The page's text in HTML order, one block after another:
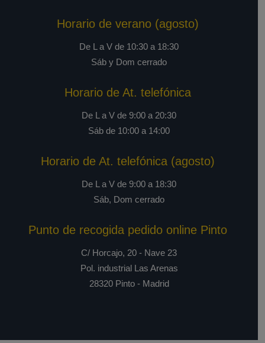
Horario de verano (agosto)
De L a V de 10:30 a 18:30
Sáb y Dom cerrado
Horario de At. telefónica
De L a V de 9:00 a 20:30
Sáb de 10:00 a 14:00
Horario de At. telefónica (agosto)
De L a V de 9:00 a 18:30
Sáb, Dom cerrado
Punto de recogida pedido online Pinto
C/ Horcajo, 20 - Nave 23
Pol. industrial Las Arenas
28320 Pinto - Madrid